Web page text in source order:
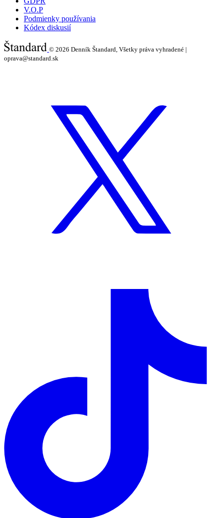
V.O.P
Podmienky používania
Kódex diskusií
© 2026 Denník Štandard, Všetky práva vyhradené |
oprava@standard.sk